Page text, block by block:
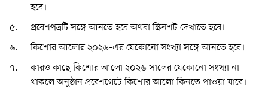
হবে।
প্রবেশপত্রটি সঙ্গে আনতে হবে অথবা স্ক্রিনশট দেখাতে হবে।
কিশোর আলোর ২০২৬-এর যেকোনো সংখ্যা সঙ্গে আনতে হবে।
কারও কাছে কিশোর আলো ২০২৬ সালের যেকোনো সংখ্যা না
থাকলে অনুষ্ঠান প্রবেশগেটে কিশোর আলো কিনতে পাওয়া যাবে।